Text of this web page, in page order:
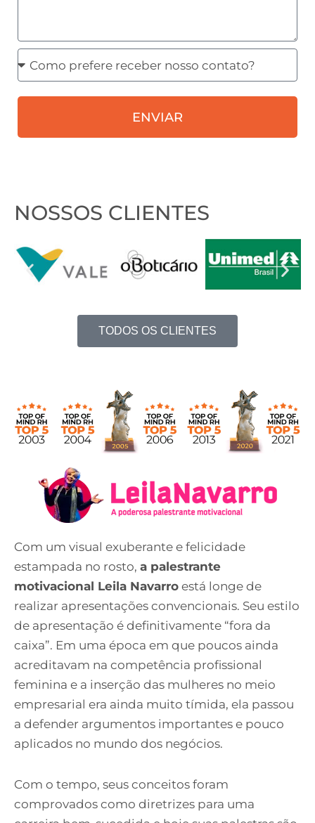
Como
prefere
receber
contato?
ENVIAR
NOSSOS CLIENTES
TODOS OS CLIENTES
Com um visual exuberante e felicidade
estampada no rosto, a palestrante
motivacional Leila Navarro está longe de
realizar apresentações convencionais. Seu estilo
de apresentação é definitivamente “fora da
caixa”. Em uma época em que poucos ainda
acreditavam na competência profissional
feminina e a inserção das mulheres no meio
empresarial era ainda muito tímida, ela passou
a defender argumentos importantes e pouco
aplicados no mundo dos negócios.
Com o tempo, seus conceitos foram
comprovados como diretrizes para uma